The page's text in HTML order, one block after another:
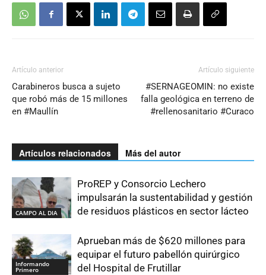
Artículo anterior
Carabineros busca a sujeto
que robó más de 15 millones
en #Maullín
Artículo siguiente
#SERNAGEOMIN: no existe
falla geológica en terreno de
#rellenosanitario #Curaco
Artículos relacionados Más del autor
CAMPO AL DIA
ProREP y Consorcio Lechero
impulsarán la sustentabilidad y gestión
de residuos plásticos en sector lácteo
Informando
Primero
Aprueban más de $620 millones para
equipar el futuro pabellón quirúrgico
del Hospital de Frutillar